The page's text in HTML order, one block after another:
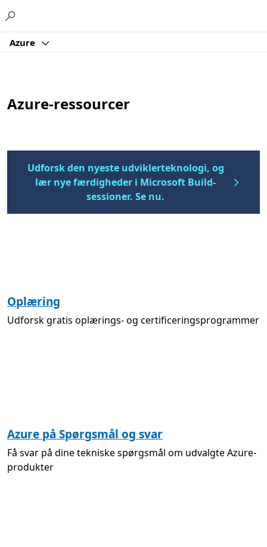
Azure
Azure-ressourcer
Udforsk den nyeste udviklerteknologi, og
lær nye færdigheder i Microsoft Build-
sessioner. Se nu.
Oplæring
Udforsk gratis oplærings- og certificeringsprogrammer
Azure på Spørgsmål og svar
Få svar på dine tekniske spørgsmål om udvalgte Azure-
produkter